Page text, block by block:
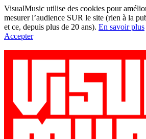
VisualMusic utilise des cookies pour
mesurer l’audience SUR le site (rien à la
et ce, depuis plus de 20 ans). En savoir plus
Accepter